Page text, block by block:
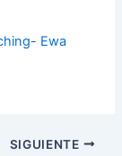
Ewa
SIGUIENTE